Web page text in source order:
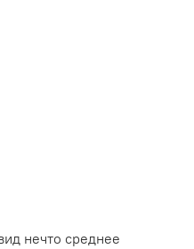
нечто среднее